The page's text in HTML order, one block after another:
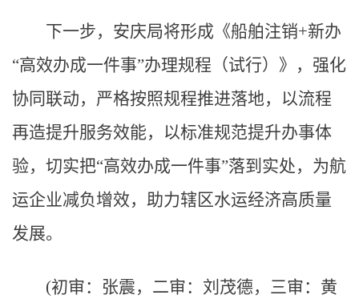
下一步，安庆局将形成《船舶注销+新办
“高效办成一件事”办理规程（试行）》，强化
协同联动，严格按照规程推进落地，以流程
再造提升服务效能，以标准规范提升办事体
验，切实把“高效办成一件事”落到实处，为航
运企业减负增效，助力辖区水运经济高质量
发展。
(初审：张震，二审：刘茂德，三审：黄